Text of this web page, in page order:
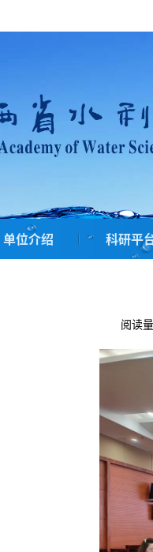
单位介绍 科研平
阅读量